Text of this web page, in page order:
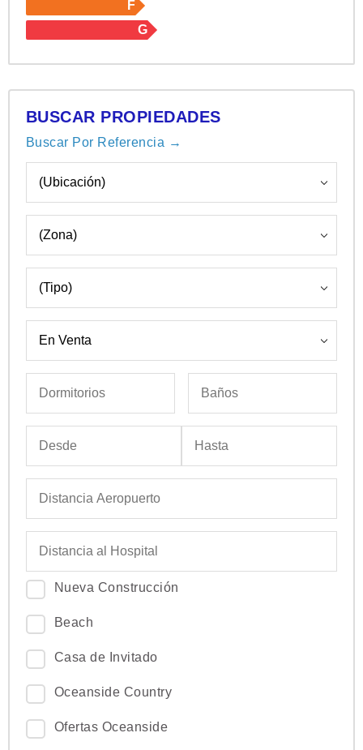
F
G
BUSCAR PROPIEDADES
Buscar Por Referencia →
Nueva Construcción
Beach
Casa de Invitado
Oceanside Country
Ofertas Oceanside